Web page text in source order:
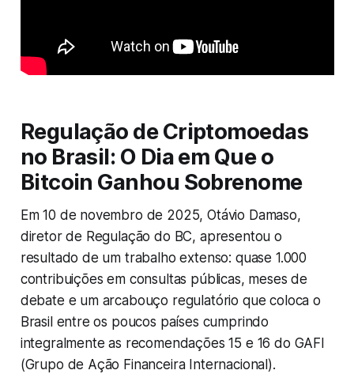
Regulação de Criptomoedas
no Brasil: O Dia em Que o
Bitcoin Ganhou Sobrenome
Em 10 de novembro de 2025, Otávio Damaso,
diretor de Regulação do BC, apresentou o
resultado de um trabalho extenso: quase 1.000
contribuições em consultas públicas, meses de
debate e um arcabouço regulatório que coloca o
Brasil entre os poucos países cumprindo
integralmente as recomendações 15 e 16 do GAFI
(Grupo de Ação Financeira Internacional).